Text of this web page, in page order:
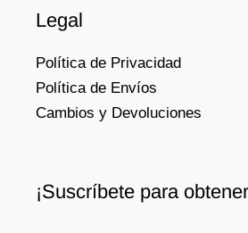
Legal
Política de Privacidad
Política de Envíos
Cambios y Devoluciones
¡Suscríbete para